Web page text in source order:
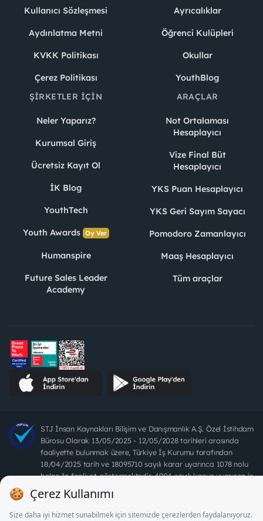
Kullanıcı Sözleşmesi
Aydınlatma Metni
KVKK Politikası
Çerez Politikası
Ayrıcalıklar
Öğrenci Kulüpleri
Okullar
YouthBlog
ŞIRKETLER İÇIN
Neler Yaparız?
Kurumsal Giriş
Ücretsiz Kayıt Ol
İK Blog
YouthTech
Youth Awards Oy Ver
Humanspire
Future Sales Leader
Academy
ARAÇLAR
Not Ortalaması
Hesaplayıcı
Vize Final Büt
Hesaplayıcı
YKS Puan Hesaplayıcı
YKS Geri Sayım Sayacı
Pomodoro Zamanlayıcı
Maaş Hesaplayıcı
Tüm araçlar
STJ İnsan Kaynakları Bilişim ve Danışmanlık A.Ş. Özel İstihdam
Bürosu Olarak 13/05/2025 - 12/05/2028 tarihleri arasında
faaliyette bulunmak üzere, Türkiye İş Kurumu tarafından
18/04/2025 tarih ve 18095710 sayılı karar uyarınca 1078 nolu
belge ile faaliyet göstermektedir. 4904 sayılı kanun uyarınca iş
arayanlardan ücret alınması yasaktır.